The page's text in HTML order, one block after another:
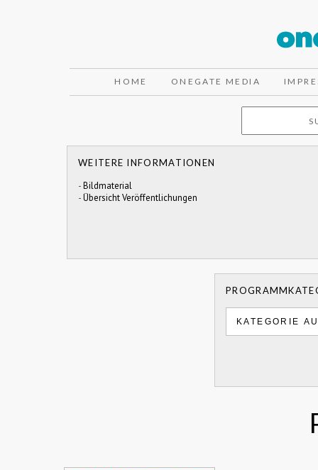
HOME ONEGATE MEDIA
WEITERE INFORMATIONEN
-Bildmaterial
-Übersicht Veröffentlichungen